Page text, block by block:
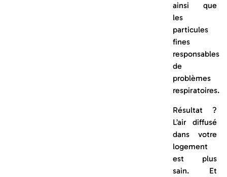
ainsi que
les
particules
fines
responsables
de
problèmes
respiratoires.
Résultat ?
L’air diffusé
dans votre
logement
est plus
sain. Et